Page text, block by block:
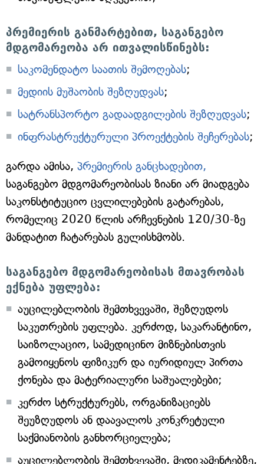
პრემიერის განმარტებით, საგანგებო
მდგომარეობა არ ითვალისწინებს:
საკომენდატო საათის შემოღებას;
მედიის მუშაობის შეზღუდვას;
სატრანსპორტო გადაადგილების შეზღუდვას;
ინფრასტრუქტურული პროექტების შეჩერებას;
გარდა ამისა, პრემიერის განცხადებით,
საგანგებო მდგომარეობისას ზიანი არ მიადგება
საკონსტიტუციო ცვლილებების გატარებას,
რომელიც 2020 წლის არჩევნების 120/30-ზე
მანდატით ჩატარებას გულისხმობს.
საგანგებო მდგომარეობისას მთავრობას
ექნება უფლება:
აუცილებლობის შემთხვევაში, შეზღუდოს
საკუთრების უფლება. კერძოდ, საკარანტინო,
საიზოლაციო, სამედიცინო მიზნებისთვის
გამოიყენოს ფიზიკურ და იურიდიულ პირთა
ქონება და მატერიალური საშუალებები;
კერძო სტრუქტურებს, ორგანიზაციებს
შეუზღუდოს ან დაავალოს კონკრეტული
საქმიანობის განხორციელება;
აუცილებლობის შემთხვევაში, მედიკამენტებზე,